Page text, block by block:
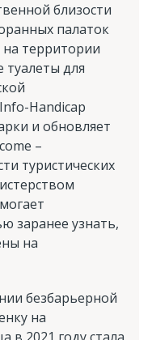
близости
палаток
территории
для
Handicap
и обновляет
–
туристических
заранее узнать,
на
безбарьерной
на